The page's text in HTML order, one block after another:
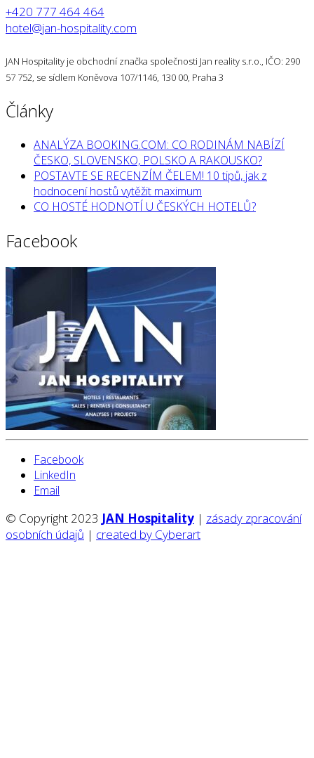
+420 777 464 464
hotel@jan-hospitality.com
JAN Hospitality je obchodní značka společnosti Jan reality s.r.o., IČO: 290
57 752, se sídlem Koněvova 107/1146, 130 00, Praha 3
Články
ANALÝZA BOOKING.COM: CO RODINÁM NABÍZÍ
ČESKO, SLOVENSKO, POLSKO A RAKOUSKO?
POSTAVTE SE RECENZÍM ČELEM! 10 tipů, jak z
hodnocení hostů vytěžit maximum
CO HOSTÉ HODNOTÍ U ČESKÝCH HOTELŮ?
Facebook
Facebook
LinkedIn
Email
© Copyright 2023 JAN Hospitality | zásady zpracování
osobních údajů | created by Cyberart